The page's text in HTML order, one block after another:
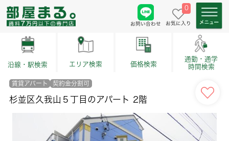
お問い合わせ
0
お気に入り
沿線・駅検索 エリア検索 価格検索
通勤・通学
時間検索
賃貸アパート 契約金分割可
杉並区久我山５丁目のアパート 2階